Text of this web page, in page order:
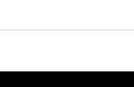
Schutz vor UV-
III 300x300cm
soliden